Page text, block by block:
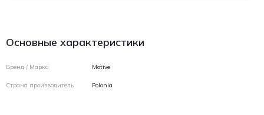
Основные характеристики
Бренд / Марка Motive
Страна производитель Polonia